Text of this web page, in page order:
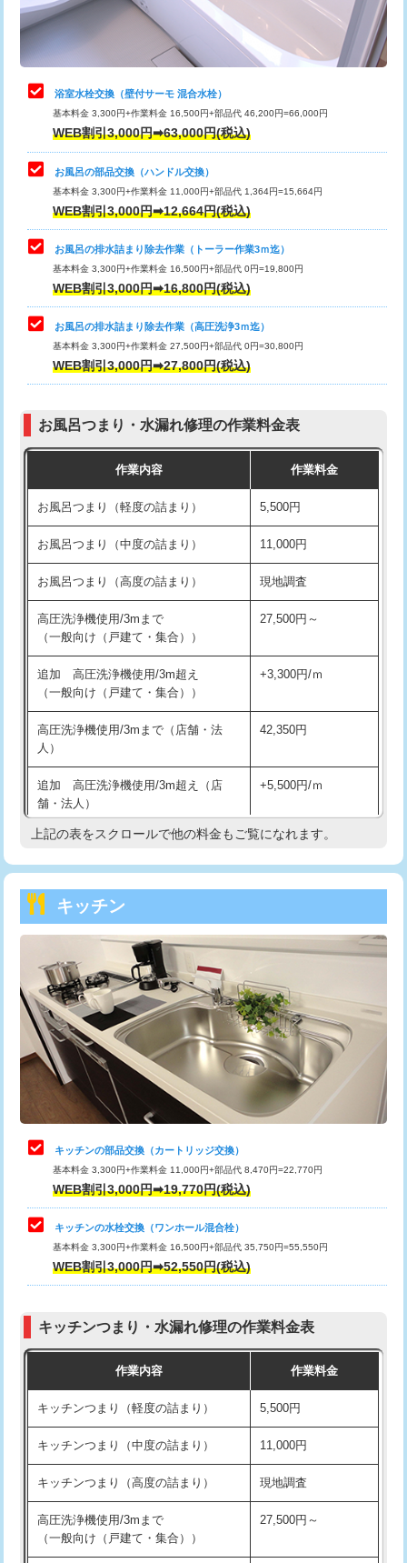
止水・漏水調査・防水処理・清掃・修
理・調整・分解・加工など（軽作業）
止水・漏水調査・防水処理・清掃・修
理・調整・分解・加工など（中作業）
22,000円
止水・漏水調査・防水処理・清掃・修
理・調整・分解・加工など（重作業）
33,000円
トイレタンク脱着
トイレ便器脱着
タンクレストイレ脱着 33,000円
小便器トイレ脱着
その他部品の脱着 8,800円～
交換・取付（タンク）
交換・取付（普通便座） 11,000円+材料費
交換・取付（温水洗浄便座） 16,500円+材料費
交換・取付(単水栓（壁付・デッキ
式）)
13,200円+材料費
交換・取付(混合水栓（壁付・デッキ
式・ワンホール）)
16,500円+材料費
交換・取付(排水栓・排水トラップ
（P/S/ポップアップ））
22,000円+材料費
交換・取付（その他部品） 11,000円+材料費
持込商品取付（単水栓） 13,200円
持込商品取付（混合水栓）
持込商品取付（浄水器・分岐水栓） 16,500円
持込商品取付（温水洗浄便座） 22,000円
持込商品取付（普通便座⇔温水洗浄便
22,000円
給水管工事※（ホール加工)
給水管工事※（バンド止め) 3,300円
給水管工事※（支持金具設置) 5,500円
給水管工事※（保温材使用（バンド止
め込み）)
5,500円
給水管工事※（土の掘削・埋め戻し作
11,000円
給水管工事※（塩ビ管（VP・HI）使
用/3ｍまで)
給水管工事※（塩ビ管（VP・HI）使
用（追加）/3ｍ超え)
給水管工事※（ライニング鋼管・銅
管・ポリ管・HT管使用/3ｍまで)
44,000円
管・ポリ管・HT管使用/3ｍ超え)
排水管工事（土の掘削・埋め戻し作
11,000円~
排水管工事（排水管工事/3ｍまで） 55,000円
排水管工事（追加 排水管工事/3ｍ超
+11,000円
マス交換（土の掘削・埋め戻し作業）
マス交換（深さ50㎝未満）
浴室水栓交換（壁付サーモ 混合水栓）
基本料金 3,300円+作業料金 16,500円+部品代 46,200円=66,000円
WEB割引3,000円➡63,000円(税込)
お風呂の部品交換（ハンドル交換）
基本料金 3,300円+作業料金 11,000円+部品代 1,364円=15,664円
WEB割引3,000円➡12,664円(税込)
お風呂の排水詰まり除去作業（トーラー作業3ｍ迄）
基本料金 3,300円+作業料金 16,500円+部品代 0円=19,800円
WEB割引3,000円➡16,800円(税込)
お風呂の排水詰まり除去作業（高圧洗浄3ｍ迄）
基本料金 3,300円+作業料金 27,500円+部品代 0円=30,800円
WEB割引3,000円➡27,800円(税込)
お風呂つまり・水漏れ修理の作業料金表
作業内容 作業料金
お風呂つまり（軽度の詰まり） 5,500円
お風呂つまり（中度の詰まり） 11,000円
お風呂つまり（高度の詰まり） 現地調査
高圧洗浄機使用/3mまで
（一般向け（戸建て・集合））
27,500円～
追加 高圧洗浄機使用/3m超え
（一般向け（戸建て・集合））
+3,300円/ｍ
高圧洗浄機使用/3mまで（店舗・法
人）
42,350円
追加 高圧洗浄機使用/3m超え（店
舗・法人）
+5,500円/ｍ
高度高圧洗浄換 現地調査
トーラー機使用/3mまで
追加トーラー機使用/3m超え +3,300円
カメラ調査 33,000円
桝清掃 8,800円
止水・漏水調査・防水処理・清掃・修
理・調整・分解・加工など（軽作業）
11,000円
止水・漏水調査・防水処理・清掃・修
理・調整・分解・加工など（中作業）
22,000円
止水・漏水調査・防水処理・清掃・修
理・調整・分解・加工など（重作業）
33,000円
お風呂タンク脱着
その他部品の脱着
式・ワンホール）)
交換・取付(排水栓・排水トラップ
22,000円+材料費
持込商品取付（単水栓）
上記の表をスクロールで他の料金もご覧になれます。
キッチン
キッチンの部品交換（カートリッジ交換）
基本料金 3,300円+作業料金 11,000円+部品代 8,470円=22,770円
WEB割引3,000円➡19,770円(税込)
キッチンの水栓交換（ワンホール混合栓）
基本料金 3,300円+作業料金 16,500円+部品代 35,750円=55,550円
WEB割引3,000円➡52,550円(税込)
キッチンつまり・水漏れ修理の作業料金表
作業内容 作業料金
キッチンつまり（軽度の詰まり） 5,500円
キッチンつまり（中度の詰まり） 11,000円
キッチンつまり（高度の詰まり） 現地調査
高圧洗浄機使用/3mまで
（一般向け（戸建て・集合））
27,500円～